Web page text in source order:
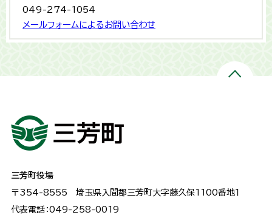
049-274-1054
メールフォームによるお問い合わせ
三芳町役場
〒354-8555 埼玉県入間郡三芳町大字藤久保1100番地１
代表電話：049-258-0019